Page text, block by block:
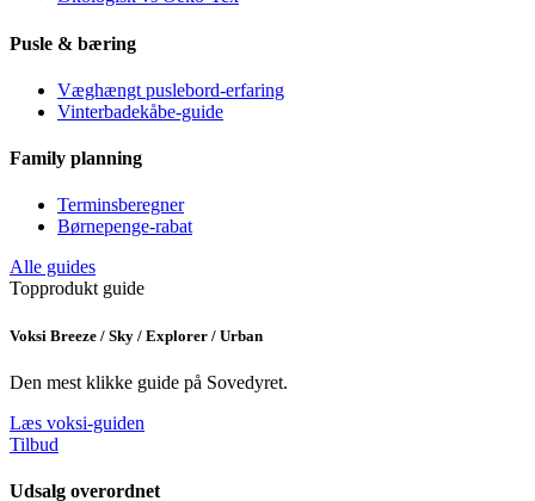
Pusle & bæring
Væghængt puslebord-erfaring
Vinterbadekåbe-guide
Family planning
Terminsberegner
Børnepenge-rabat
Alle guides
Topprodukt guide
Voksi Breeze / Sky / Explorer / Urban
Den mest klikke guide på Sovedyret.
Læs voksi-guiden
Tilbud
Udsalg overordnet